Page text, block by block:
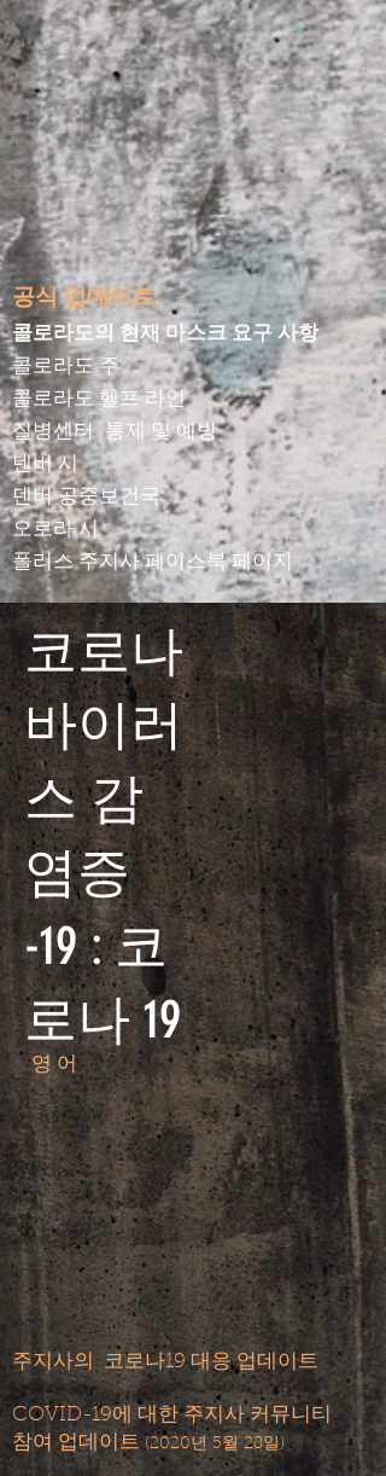
공식 업데이트:
콜로라도의 현재 마스크 요구 사항
콜로라도 주
콜로라도 헬프 라인
질병센터 통제 및 예방
덴버 시
덴버 공중보건국
오로라 시
폴리스 주지사 페이스북 페이지
코로나
바이러
스 감
염증
-19 : 코
로나 19
영어
주지사의 코로나19 대응 업데이트
COVID-19에 대한 주지사 커뮤니티
참여 업데이트 (2020년 5월 28일)